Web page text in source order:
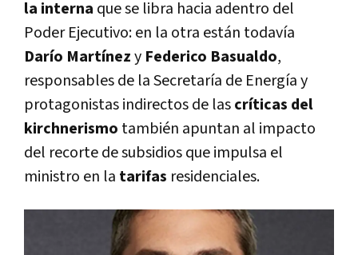
la interna que se libra hacia adentro del
Poder Ejecutivo: en la otra están todavía
Darío Martínezy Federico Basualdo,
responsables de la Secretaría de Energía y
protagonistas indirectos de lascríticas del
kirchnerismo también apuntan al impacto
del recorte de subsidios que impulsa el
ministro en la tarifas residenciales.